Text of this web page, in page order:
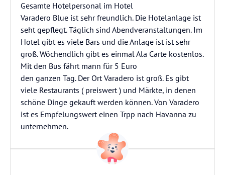
Gesamte Hotelpersonal im Hotel
Varadero Blue ist sehr freundlich. Die Hotelanlage ist
seht gepflegt. Täglich sind Abendveranstaltungen. Im
Hotel gibt es viele Bars und die Anlage ist ist sehr
groß. Wöchendlich gibt es einmal Ala Carte kostenlos.
Mit den Bus fährt mann für 5 Euro
den ganzen Tag. Der Ort Varadero ist groß. Es gibt
viele Restaurants ( preiswert ) und Märkte, in denen
schöne Dinge gekauft werden können. Von Varadero
ist es Empfelungswert einen Trpp nach Havanna zu
unternehmen.